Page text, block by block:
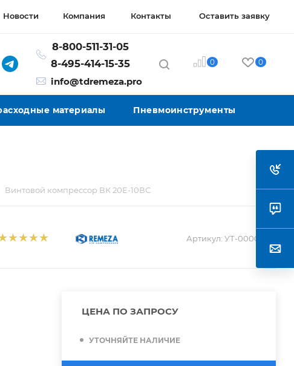
Новости Компания Контакты Оставить заявку
8-800-511-31-05
8-495-414-15-35
info@tdremeza.pro
0 0
материалы Пневмоинструменты
Винтовой компрессор ВК 20Е-10ВС
Артикул: УТ-00003216
ЦЕНА ПО ЗАПРОСУ
УТОЧНЯЙТЕ НАЛИЧИЕ